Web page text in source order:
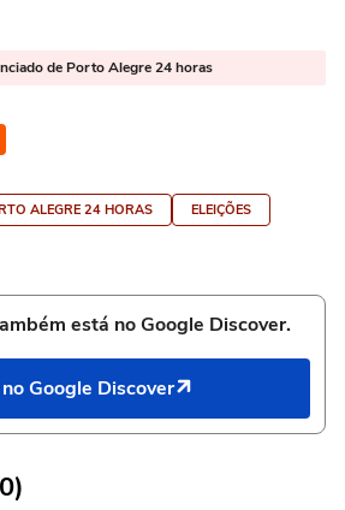
de Porto Alegre 24 horas
ALEGRE 24 HORAS
ELEIÇÕES
está no Google Discover.
Google Discover